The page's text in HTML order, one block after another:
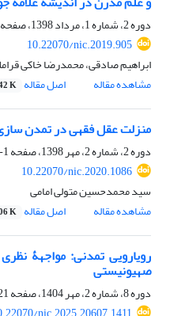
دوره 2، شماره 1، مرداد 1398، صفحه
10.22070/nic.2019.905
ابراهیم صادقی، محمدرضا خاکی
مشاهده مقاله
اصل مقاله K
منزلت عقل فقهی در تمدن
دوره 2، شماره 2، مهر 1398، صفحه
1-26
10.22070/nic.2020.1086
سید محمدحسین متولی امامی
مشاهده مقاله
اصل مقاله K
رویارویی تمدنی: مواجهۀ
صهیونیستی
دوره 8، شماره 2، مهر 1404، صفحه